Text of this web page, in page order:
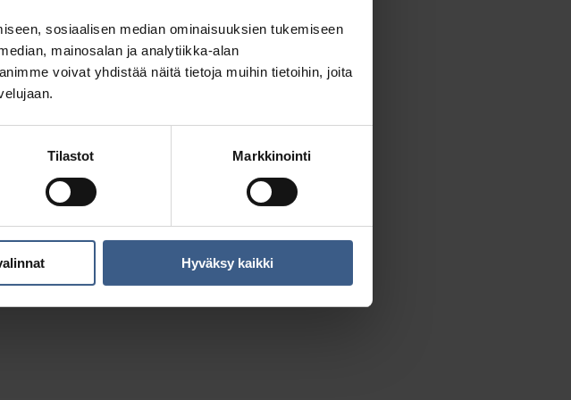
sosiaalisen median ominaisuuksien tukemiseen
mainosalan ja analytiikka-alan
voivat yhdistää näitä tietoja muihin tietoihin, joita
Tilastot Markkinointi
Hyväksy kaikki
Ginisilli-smørrebröd &
uppomuna
Silli-tomaattipasta